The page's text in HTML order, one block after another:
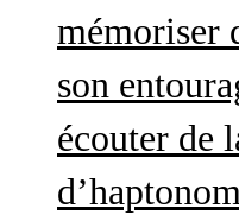
mémoriser
son
écouter de